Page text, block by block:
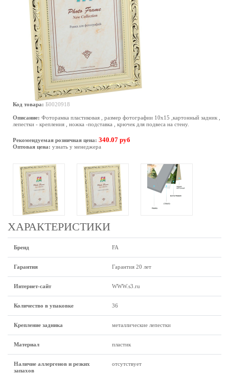
Код товара: Б0020918
Описание: Фоторамка пластиковая , размер фотографии 10х15 ,картонный задник ,
лепестки - крепления , ножка -подставка , крючек для подвеса на стену.
Рекомендуемая розничная цена: 340.07 руб
Оптовая цена: узнать у менеджера
ХАРАКТЕРИСТИКИ
Бренд FA
Гарантия Гарантия 20 лет
Интернет-сайт WWW.s3.ru
Количество в упаковке 36
Крепление задника металлические лепестки
Материал пластик
Наличие аллергенов и резких
запахов
отсутствует